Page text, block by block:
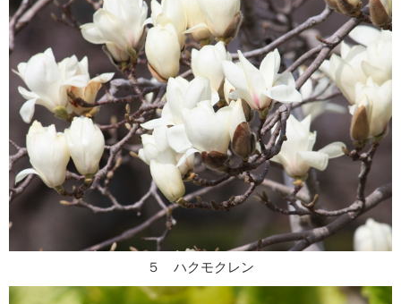
５ ハクモクレン